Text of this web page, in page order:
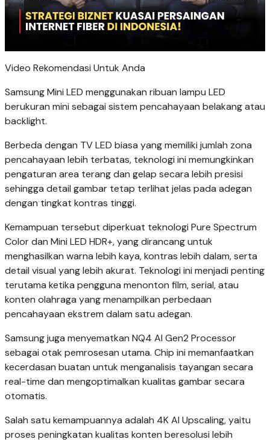
Video Rekomendasi Untuk Anda
Samsung Mini LED menggunakan ribuan lampu LED
berukuran mini sebagai sistem pencahayaan belakang atau
backlight.
Berbeda dengan TV LED biasa yang memiliki jumlah zona
pencahayaan lebih terbatas, teknologi ini memungkinkan
pengaturan area terang dan gelap secara lebih presisi
sehingga detail gambar tetap terlihat jelas pada adegan
dengan tingkat kontras tinggi.
Kemampuan tersebut diperkuat teknologi Pure Spectrum
Color dan Mini LED HDR+, yang dirancang untuk
menghasilkan warna lebih kaya, kontras lebih dalam, serta
detail visual yang lebih akurat. Teknologi ini menjadi penting
terutama ketika pengguna menonton film, serial, atau
konten olahraga yang menampilkan perbedaan
pencahayaan ekstrem dalam satu adegan.
Samsung juga menyematkan NQ4 AI Gen2 Processor
sebagai otak pemrosesan utama. Chip ini memanfaatkan
kecerdasan buatan untuk menganalisis tayangan secara
real-time dan mengoptimalkan kualitas gambar secara
otomatis.
Salah satu kemampuannya adalah 4K AI Upscaling, yaitu
proses peningkatan kualitas konten beresolusi lebih